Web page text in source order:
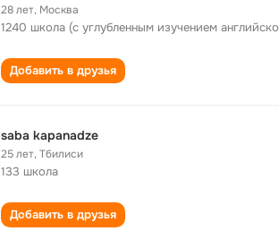
28 лет, Москва
1240 школа (с углубленным изучением
Добавить в друзья
saba kapanadze
25 лет,Тбилиси
133 школа
Добавить в друзья